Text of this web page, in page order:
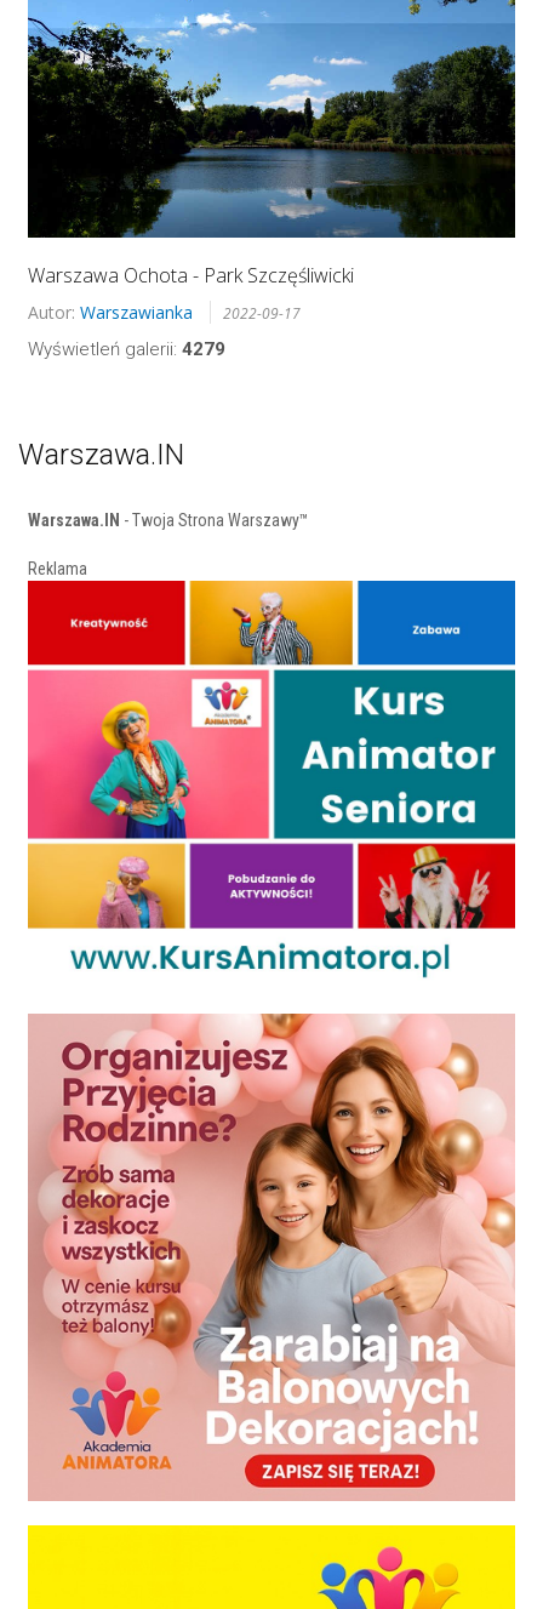
Warszawa Ochota - Park Szczęśliwicki
Autor: Warszawianka 2022-09-17
Wyświetleń galerii: 4279
Warszawa.IN
Warszawa.IN - Twoja Strona Warszawy™
Reklama